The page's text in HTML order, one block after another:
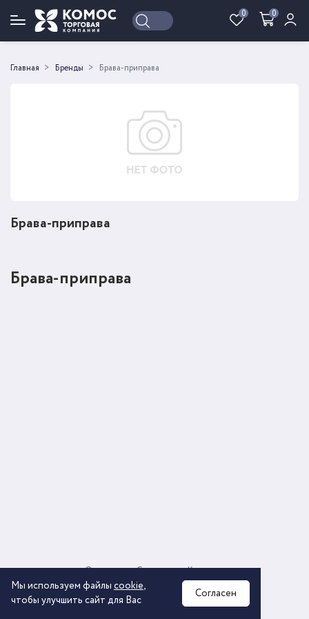
0 0
Войти Регистрация
Главная Бренды Брава-приправа
Брава-приправа
Брава-приправа
2026 © ООО «КОМОС ГРУПП» «Торговая компания»
О компании Соглашение
Политика обработки персональных данных
Контакты
Мы используем файлы cookie,
чтобы улучшить сайт для Вас
Согласен